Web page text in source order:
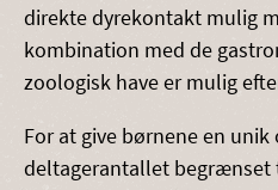
direkte dyrekontakt mulig
kombination med de
zoologisk have er mulig
For at give børnene en unik
deltagerantallet begrænset